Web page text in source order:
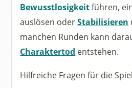
Bewusstlosigkeitführen,
auslösen oderStabilisieren
manchen Runden kann
Charaktertod entstehen.
Hilfreiche Fragen für die